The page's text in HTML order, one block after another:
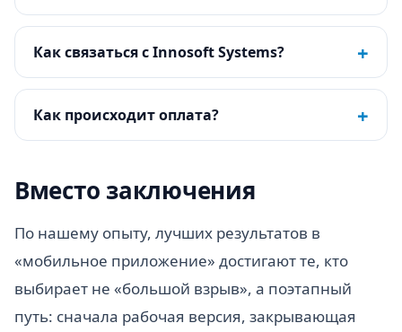
Как связаться с Innosoft Systems? +
Как происходит оплата? +
Вместо заключения
По нашему опыту, лучших результатов в
«мобильное приложение» достигают те, кто
выбирает не «большой взрыв», а поэтапный
путь: сначала рабочая версия, закрывающая